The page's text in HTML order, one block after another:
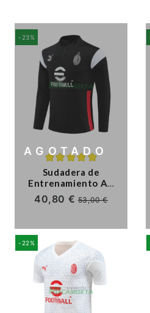
-23%
Sudadera de
Entrenamiento AC
Milan 2023/2024
Negro/Blanco
40,80 €53,00 €
AGOTADO
-22%